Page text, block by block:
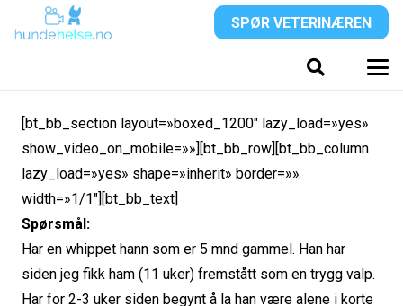
SPØR VETERINÆREN
[bt_bb_section layout=»boxed_1200″ lazy_load=»yes»
show_video_on_mobile=»»][bt_bb_row][bt_bb_column
lazy_load=»yes» shape=»inherit» border=»»
width=»1/1″][bt_bb_text]
Spørsmål:
Har en whippet hann som er 5 mnd gammel. Han har
siden jeg fikk ham (11 uker) fremstått som en trygg valp.
Har for 2-3 uker siden begynt å la han være alene i korte